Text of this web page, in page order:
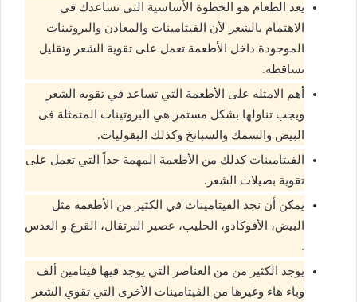
يعد الطعام هو الخطوة الأساسية التي تساعدك في
الاهتمام بالشعر لأن الفيتامينات والمعادن والبروتينات
الموجودة داخل الأطعمة تعمل على تقوية الشعر وتقليل
تساقطه.
أهم الامثله على الأطعمة التي تساعد في تقويه الشعر
ويجب تناولها بشكل مستمر هي البروتينات المتمثلة فى
البيض والسمك والسبانخ وكذلك البقوليات.
الفيتامينات كذلك من الأطعمة المهمة جداً التي تعمل على
تقوية بصيلات الشعر.
يمكن أن نجد الفيتامينات في الكثير من الأطعمة مثل
البيض، الأفوكادو، الحليب، عصير البرتقال، القرع و العدس
.
يوجد الكثير من من العناصر التي يوجد فيها فيتامين ألف
وباء هاء وغيرها من الفيتامينات الأخرى التي تقوي الشعر